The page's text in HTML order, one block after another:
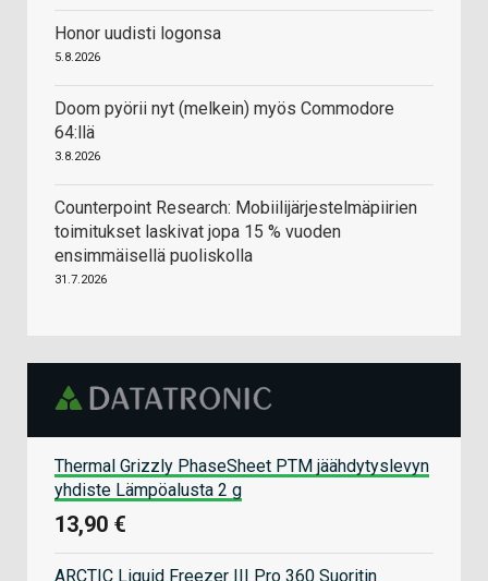
Honor uudisti logonsa
5.8.2026
Doom pyörii nyt (melkein) myös Commodore
64:llä
3.8.2026
Counterpoint Research: Mobiilijärjestelmäpiirien
toimitukset laskivat jopa 15 % vuoden
ensimmäisellä puoliskolla
31.7.2026
Thermal Grizzly PhaseSheet PTM jäähdytyslevyn
yhdiste Lämpöalusta 2 g
13,90 €
ARCTIC Liquid Freezer III Pro 360 Suoritin